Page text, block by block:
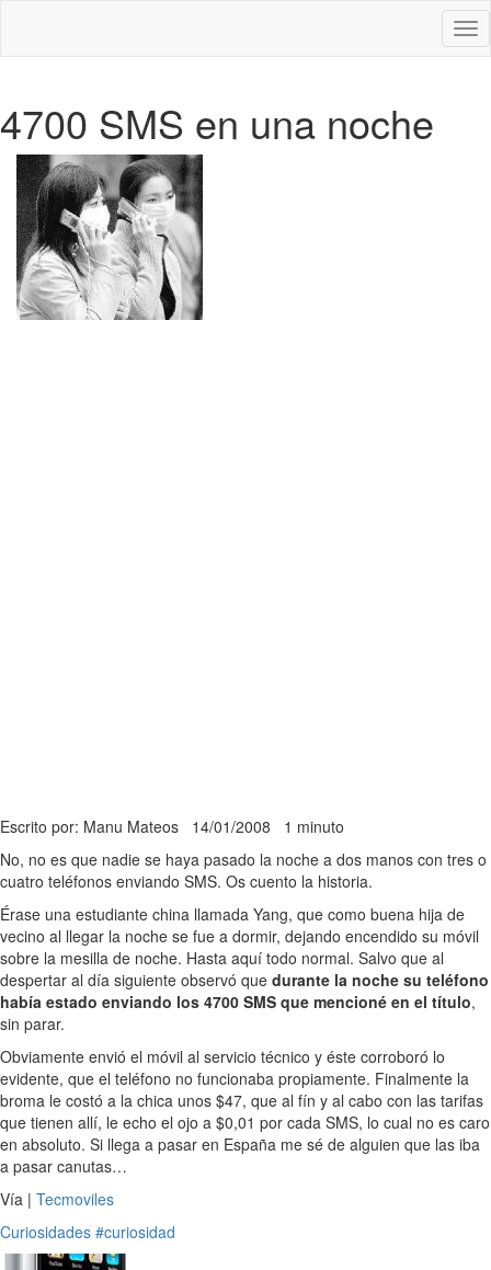
4700 SMS en una noche
Escrito por: Manu Mateos 14/01/2008 1 minuto
No, no es que nadie se haya pasado la noche a dos manos con tres o
cuatro teléfonos enviando SMS. Os cuento la historia.
Érase una estudiante china llamada Yang, que como buena hija de
vecino al llegar la noche se fue a dormir, dejando encendido su móvil
sobre la mesilla de noche. Hasta aquí todo normal. Salvo que al
despertar al día siguiente observó que durante la noche su teléfono
había estado enviando los 4700 SMS que mencioné en el título,
sin parar.
Obviamente envió el móvil al servicio técnico y éste corroboró lo
evidente, que el teléfono no funcionaba propiamente. Finalmente la
broma le costó a la chica unos $47, que al fín y al cabo con las tarifas
que tienen allí, le echo el ojo a $0,01 por cada SMS, lo cual no es caro
en absoluto. Si llega a pasar en España me sé de alguien que las iba
a pasar canutas…
Vía | Tecmoviles
Curiosidades #curiosidad